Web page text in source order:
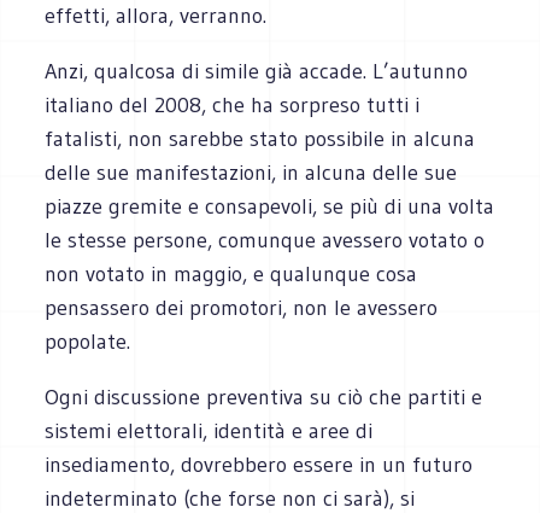
effetti, allora, verranno.
Anzi, qualcosa di simile già accade. L’autunno
italiano del 2008, che ha sorpreso tutti i
fatalisti, non sarebbe stato possibile in alcuna
delle sue manifestazioni, in alcuna delle sue
piazze gremite e consapevoli, se più di una volta
le stesse persone, comunque avessero votato o
non votato in maggio, e qualunque cosa
pensassero dei promotori, non le avessero
popolate.
Ogni discussione preventiva su ciò che partiti e
sistemi elettorali, identità e aree di
insediamento, dovrebbero essere in un futuro
indeterminato (che forse non ci sarà), si